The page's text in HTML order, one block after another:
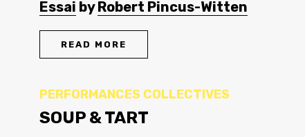
Essai byRobert Pincus-Witten
READ MORE
PERFORMANCES COLLECTIVES
SOUP & TART